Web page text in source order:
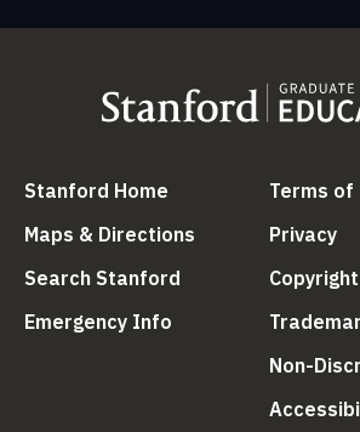
Stanford Home (link is external)
Maps & Directions (link is external)
Search Stanford (link is external)
Emergency Info (link is external)
Terms of
Privacy
Copyright
Non-